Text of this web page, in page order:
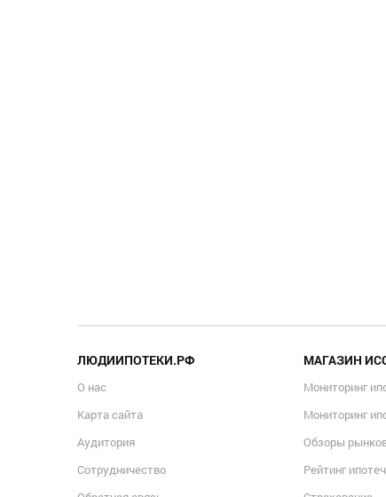
ЛЮДИИПОТЕКИ.РФ
О нас
Карта сайта
Аудитория
Сотрудничество
МАГАЗИН
Мониторинг
Мониторинг
Обзоры
Рейтинг